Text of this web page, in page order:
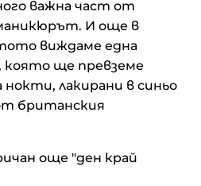
важна част от
И още в
виждаме една
която ще превземе
нокти, лакирани в синьо
британския
още "ден край